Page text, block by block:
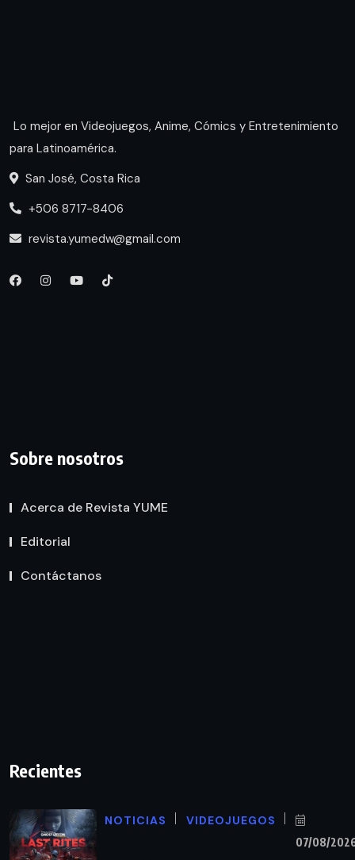
Lo mejor en Videojuegos, Anime, Cómics y Entretenimiento
para Latinoamérica.
San José, Costa Rica
+506 8717-8406
revista.yumedw@gmail.com
Sobre nosotros
Acerca de Revista YUME
Editorial
Contáctanos
Recientes
NOTICIAS VIDEOJUEGOS
07/08/